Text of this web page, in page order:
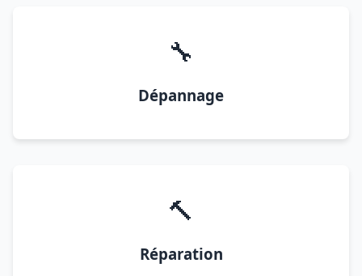
🔧
Dépannage
🔨
Réparation